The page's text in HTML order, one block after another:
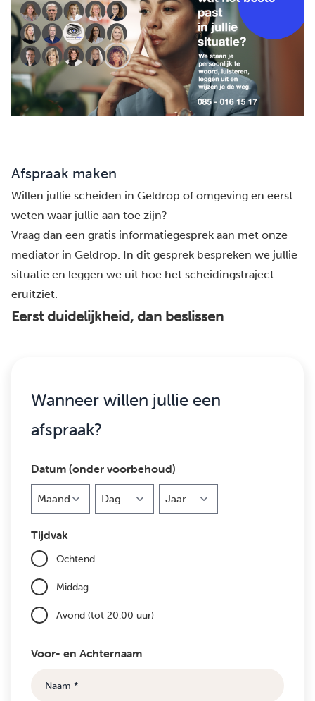
Afspraak maken
Willen jullie scheiden in Geldrop of omgeving en eerst
weten waar jullie aan toe zijn?
Vraag dan een gratis informatiegesprek aan met onze
mediator in Geldrop. In dit gesprek bespreken we jullie
situatie en leggen we uit hoe het scheidingstraject
eruitziet.
Eerst duidelijkheid, dan beslissen
Wanneer willen jullie een
afspraak?
Datum (onder voorbehoud)
Tijdvak
Ochtend
Middag
Avond (tot 20:00 uur)
Voor- en Achternaam